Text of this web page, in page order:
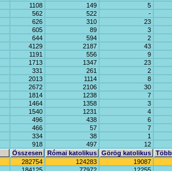
1108 149
5
562 522
-
626 310
23
605 89
3
644 594
2
4129 2187
43
1191 556
9
1713 1347
23
331 261
2
2013 1114
8
2672 2106
30
1814 1238
7
1464 1358
3
1540 1231
4
496 438
6
466 57
7
334 38
1
918 497
12
Összesen
Római katolikus Görög katolikus
282754 124283
19087